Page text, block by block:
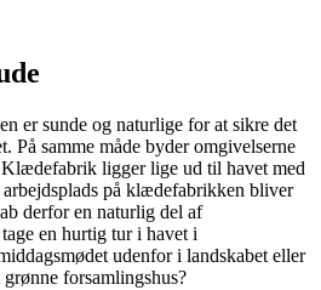
er sunde og naturlige for at sikre det
På samme måde byder omgivelserne
ligger lige ud til havet med
på klædefabrikken bliver
derfor en naturlig del af
en hurtig tur i havet i
udenfor i landskabet eller
forsamlingshus?